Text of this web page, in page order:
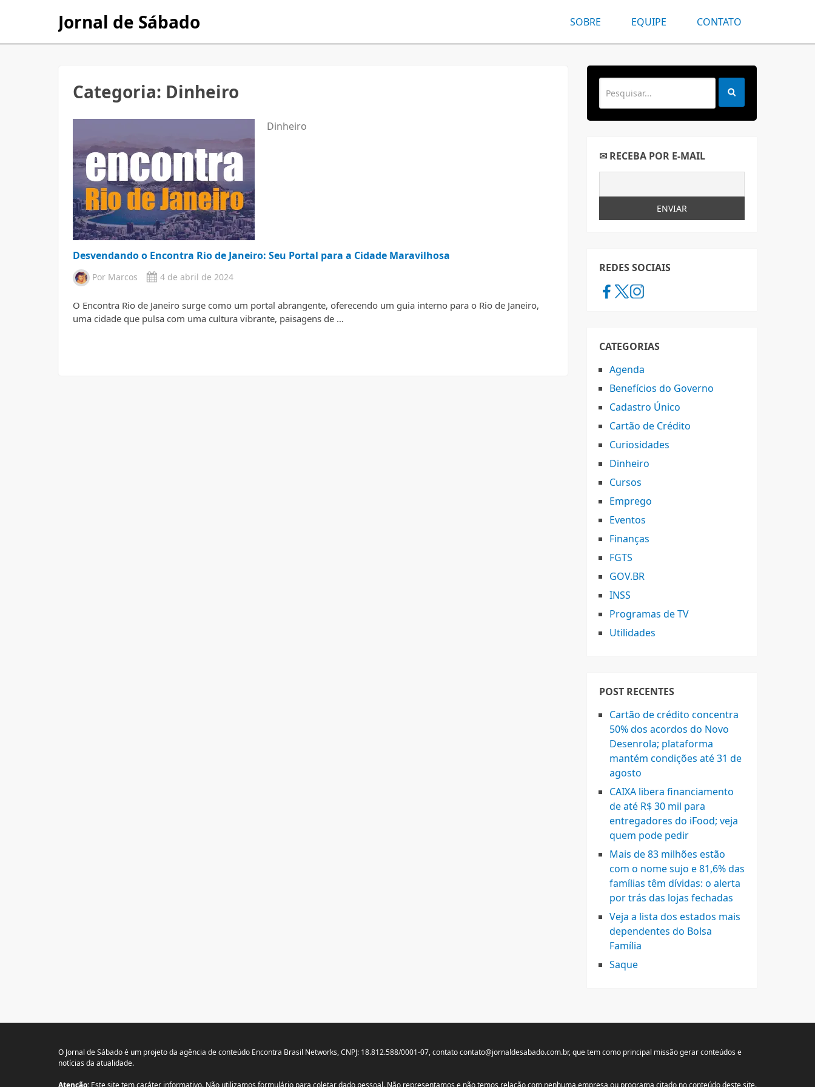
Jornal de Sábado SOBRE EQUIPE CONTATO
Categoria: Dinheiro
Dinheiro
Desvendando o Encontra Rio de Janeiro: Seu Portal para a Cidade Maravilhosa
Por Marcos 4 de abril de 2024
O Encontra Rio de Janeiro surge como um portal abrangente, oferecendo um guia interno para o Rio de Janeiro,
uma cidade que pulsa com uma cultura vibrante, paisagens de …
✉ RECEBA POR E-MAIL
REDES SOCIAIS
CATEGORIAS
Agenda
Benefícios do Governo
Cadastro Único
Cartão de Crédito
Curiosidades
Dinheiro
Cursos
Emprego
Eventos
Finanças
FGTS
GOV.BR
INSS
Programas de TV
Utilidades
POST RECENTES
Cartão de crédito concentra
50% dos acordos do Novo
Desenrola; plataforma
mantém condições até 31 de
agosto
CAIXA libera financiamento
de até R$ 30 mil para
entregadores do iFood; veja
quem pode pedir
Mais de 83 milhões estão
com o nome sujo e 81,6% das
famílias têm dívidas: o alerta
por trás das lojas fechadas
Veja a lista dos estados mais
dependentes do Bolsa
Família
Saque
O Jornal de Sábado é um projeto da agência de conteúdo Encontra Brasil Networks, CNPJ: 18.812.588/0001-07, contatocontato@jornaldesabado.com.br, que tem como principal missão gerar conteúdos e
notícias da atualidade.
Atenção: Este site tem caráter informativo. Não utilizamos formulário para coletar dado pessoal. Não representamos e não temos relação com nenhuma empresa ou programa citado no conteúdo deste site.